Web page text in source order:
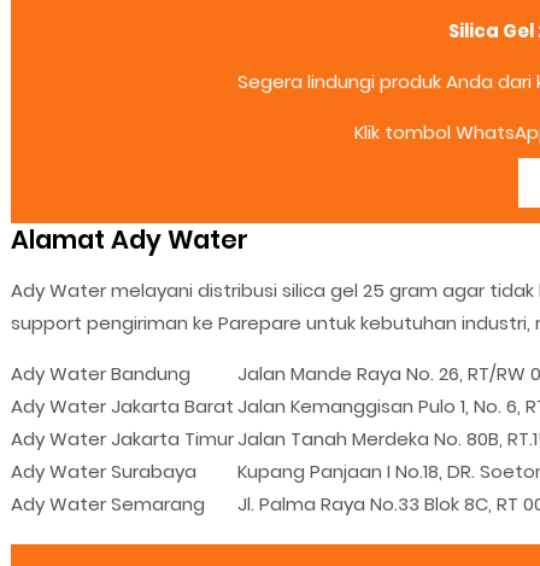
Silica
Segera lindungi produk Anda
Klik tombol
Alamat Ady Water
Ady Water melayani distribusi silica gel 25 gram agar
support pengiriman ke Parepare untuk kebutuhan
Ady Water Bandung
Jalan Mande Raya No. 26, RT/
Ady Water Jakarta BaratJalan Kemanggisan Pulo 1, No. 6,
Ady Water Jakarta TimurJalan Tanah Merdeka No. 80B,
Ady Water Surabaya
Kupang Panjaan I No.18, DR.
Ady Water Semarang
Jl. Palma Raya No.33 Blok 8C,